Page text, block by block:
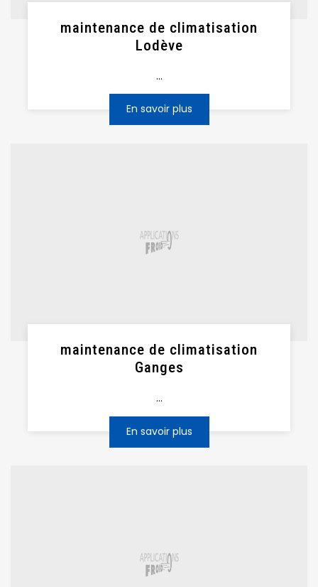
maintenance de climatisation
Lodève
...
En savoir plus
maintenance de climatisation
Ganges
...
En savoir plus